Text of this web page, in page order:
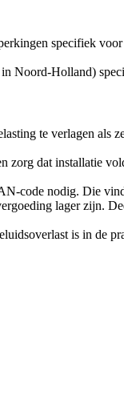
specifiek
Noord-Holland)
te verlagen als
dat installatie
code nodig. Die
lager zijn.
is in de